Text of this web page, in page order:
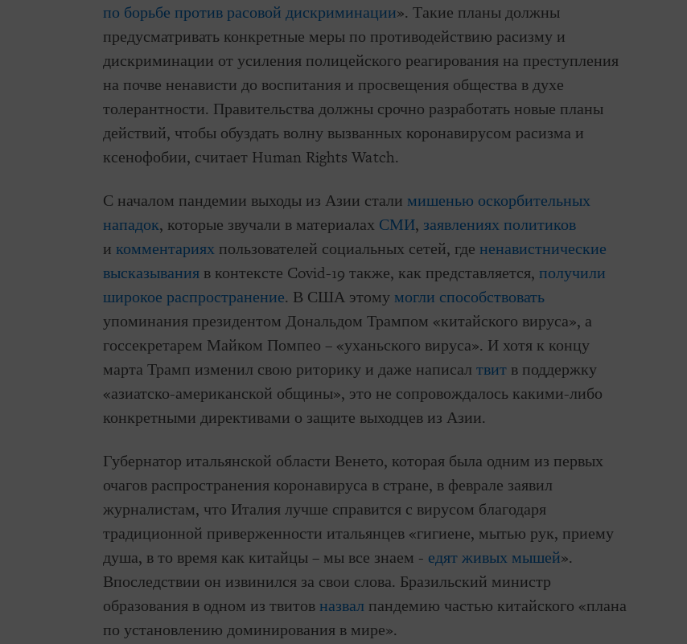
по борьбе против расовой дискриминации». Такие планы должны
предусматривать конкретные меры по противодействию расизму и
дискриминации от усиления полицейского реагирования на преступления
на почве ненависти до воспитания и просвещения общества в духе
толерантности. Правительства должны срочно разработать новые планы
действий, чтобы обуздать волну вызванных коронавирусом расизма и
ксенофобии, считает Human Rights Watch.
С началом пандемии выходы из Азии стали мишенью оскорбительных
нападок, которые звучали в материалах СМИ, заявлениях политиков
и комментариях пользователей социальных сетей, где ненавистнические
высказывания в контексте Covid-19 также, как представляется, получили
широкое распространение. В США этому могли способствовать
упоминания президентом Дональдом Трампом «китайского вируса», а
госсекретарем Майком Помпео – «уханьского вируса». И хотя к концу
марта Трамп изменил свою риторику и даже написал твит в поддержку
«азиатско-американской общины», это не сопровождалось какими-либо
конкретными директивами о защите выходцев из Азии.
Губернатор итальянской области Венето, которая была одним из первых
очагов распространения коронавируса в стране, в феврале заявил
журналистам, что Италия лучше справится с вирусом благодаря
традиционной приверженности итальянцев «гигиене, мытью рук, приему
душа, в то время как китайцы – мы все знаем - едят живых мышей».
Впоследствии он извинился за свои слова. Бразильский министр
образования в одном из твитов назвал пандемию частью китайского «плана
по установлению доминирования в мире».